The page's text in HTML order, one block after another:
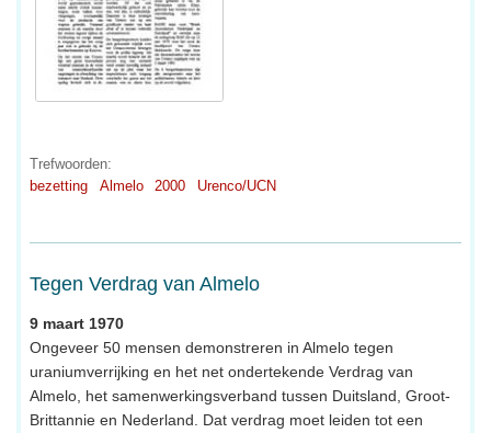
Trefwoorden:
bezetting
Almelo 2000 Urenco/UCN
Tegen Verdrag van Almelo
9 maart 1970
Ongeveer 50 mensen demonstreren in Almelo tegen
uraniumverrijking en het net ondertekende Verdrag van
Almelo, het samenwerkingsverband tussen Duitsland, Groot-
Brittannie en Nederland. Dat verdrag moet leiden tot een